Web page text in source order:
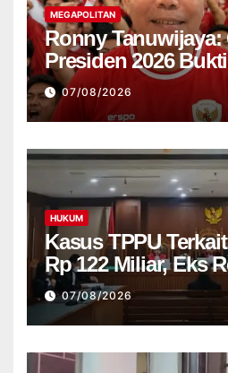
MEGAPOLITAN
Ronny Tanuwijaya:
Presiden 2026
Kembali ke Jalur
07/08/2026
HUKUM
Kasus TPPU
Rp 122 Miliar, Eks
Manajer Bank di
Penjara
07/08/2026